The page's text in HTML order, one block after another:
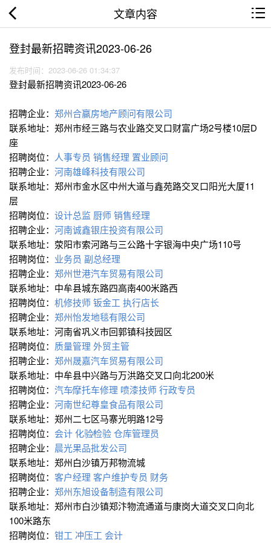
文章内容
登封最新招聘资讯2023-06-26
发布时间：2023-06-26 01:34:37
登封最新招聘资讯2023-06-26
招聘企业： 郑州合赢房地产顾问有限公司
联系地址：郑州市经三路与农业路交叉口财富广场2号楼10层D
座
招聘岗位： 人事专员 销售经理 置业顾问
招聘企业： 河南雄峰科技有限公司
联系地址：郑州市金水区中州大道与鑫苑路交叉口阳光大厦11
层
招聘岗位： 设计总监 厨师销售经理
招聘企业： 河南诚鑫银庄投资有限公司
联系地址：荥阳市索河路与三公路十字银海中央广场110号
招聘岗位： 业务员 副总经理
招聘企业： 郑州世港汽车贸易有限公司
联系地址：中牟县城东路四高南400米路西
招聘岗位： 机修技师钣金工 执行店长
招聘企业： 郑州怡发地毯有限公司
联系地址：河南省巩义市回郭镇科技园区
招聘岗位： 质量管理 外贸主管
招聘企业： 郑州晟嘉汽车贸易有限公司
联系地址：中牟县中兴路与万洪路交叉口向北200米
招聘岗位： 汽车∕摩托车修理 喷漆技师行政专员
招聘企业： 河南世纪尊皇食品有限公司
联系地址：郑州二七区马寨光明路12号
招聘岗位： 会计化验∕检验仓库管理员
招聘企业： 晨光果品批发公司
联系地址：郑州白沙镇万邦物流城
招聘岗位： 客户经理 客户维护专员 财务
招聘企业： 郑州东旭设备制造有限公司
联系地址：郑州市白沙镇郑汴物流通道与康岗大道交叉口向北
100米路东
招聘岗位： 钳工 冲压工 会计